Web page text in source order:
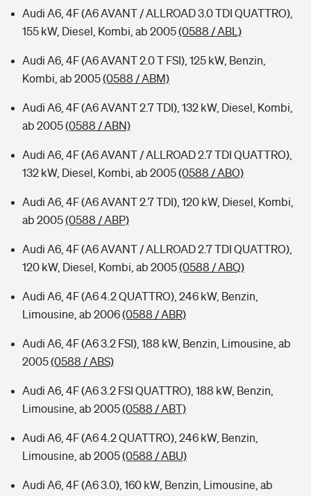
Audi A6, 4F (A6 AVANT / ALLROAD 3.0 TDI QUATTRO),
155 kW, Diesel, Kombi, ab 2005(0588 / ABL)
Audi A6, 4F (A6 AVANT 2.0 T FSI), 125 kW, Benzin,
Kombi, ab 2005(0588 / ABM)
Audi A6, 4F (A6 AVANT 2.7 TDI), 132 kW, Diesel, Kombi,
ab 2005(0588 / ABN)
Audi A6, 4F (A6 AVANT / ALLROAD 2.7 TDI QUATTRO),
132 kW, Diesel, Kombi, ab 2005(0588 / ABO)
Audi A6, 4F (A6 AVANT 2.7 TDI), 120 kW, Diesel, Kombi,
ab 2005(0588 / ABP)
Audi A6, 4F (A6 AVANT / ALLROAD 2.7 TDI QUATTRO),
120 kW, Diesel, Kombi, ab 2005(0588 / ABQ)
Audi A6, 4F (A6 4.2 QUATTRO), 246 kW, Benzin,
Limousine, ab 2006(0588 / ABR)
Audi A6, 4F (A6 3.2 FSI), 188 kW, Benzin, Limousine, ab
2005(0588 / ABS)
Audi A6, 4F (A6 3.2 FSI QUATTRO), 188 kW, Benzin,
Limousine, ab 2005(0588 / ABT)
Audi A6, 4F (A6 4.2 QUATTRO), 246 kW, Benzin,
Limousine, ab 2005(0588 / ABU)
Audi A6, 4F (A6 3.0), 160 kW, Benzin, Limousine, ab